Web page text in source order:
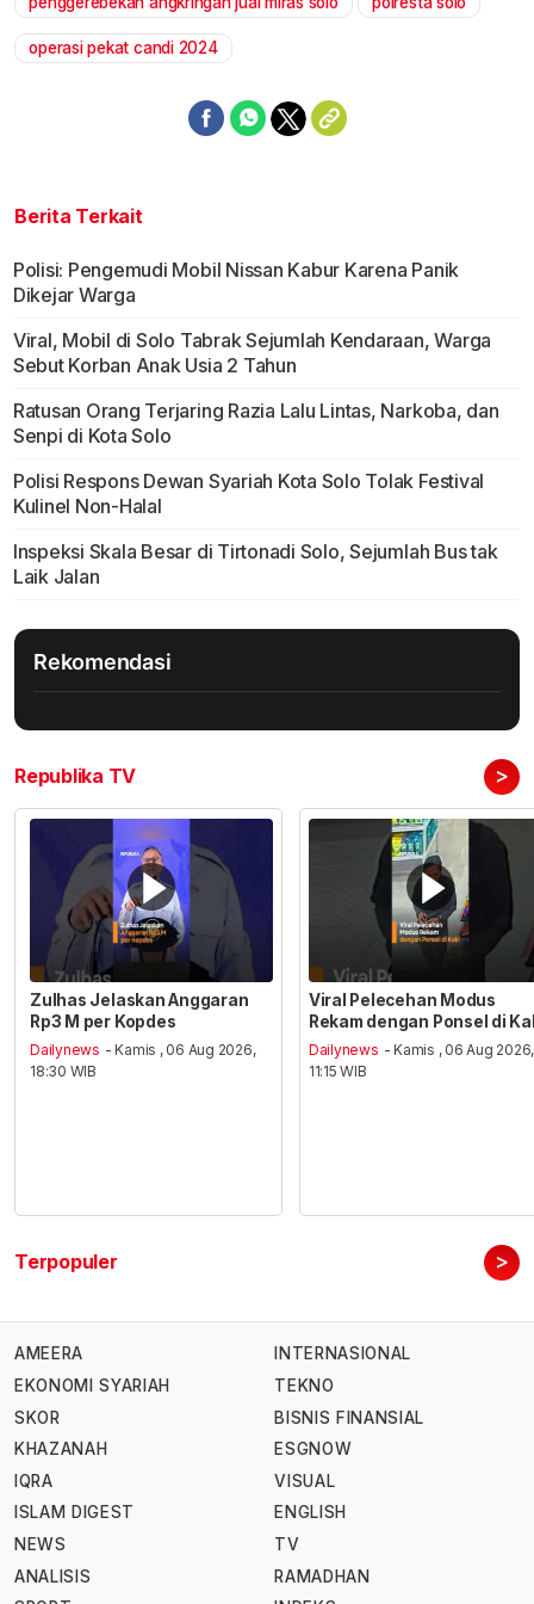
operasi pekat candi 2024
Berita Terkait
Polisi: Pengemudi Mobil Nissan Kabur Karena Panik
Dikejar Warga
Viral, Mobil di Solo Tabrak Sejumlah Kendaraan, Warga
Sebut Korban Anak Usia 2 Tahun
Ratusan Orang Terjaring Razia Lalu Lintas, Narkoba, dan
Senpi di Kota Solo
Polisi Respons Dewan Syariah Kota Solo Tolak Festival
Kulinel Non-Halal
Inspeksi Skala Besar di Tirtonadi Solo, Sejumlah Bus tak
Laik Jalan
Rekomendasi
Republika TV >
Zulhas Jelaskan Anggaran
Rp3 M per Kopdes
Dailynews - Kamis , 06 Aug 2026,
18:30 WIB
Viral Pelecehan Modus
Rekam dengan Ponsel di
Dailynews - Kamis , 06 Aug 2026,
11:15 WIB
Terpopuler >
AMEERA
EKONOMI SYARIAH
SKOR
KHAZANAH
IQRA
ISLAM DIGEST
NEWS
ANALISIS
INTERNASIONAL
TEKNO
BISNIS FINANSIAL
ESGNOW
VISUAL
ENGLISH
TV
RAMADHAN